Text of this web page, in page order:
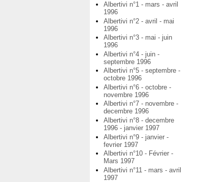
Albertivi n°1 - mars - avril
1996
Albertivi n°2 - avril - mai
1996
Albertivi n°3 - mai - juin
1996
Albertivi n°4 - juin -
septembre 1996
Albertivi n°5 - septembre -
octobre 1996
Albertivi n°6 - octobre -
novembre 1996
Albertivi n°7 - novembre -
decembre 1996
Albertivi n°8 - decembre
1996 - janvier 1997
Albertivi n°9 - janvier -
fevrier 1997
Albertivi n°10 - Février -
Mars 1997
Albertivi n°11 - mars - avril
1997